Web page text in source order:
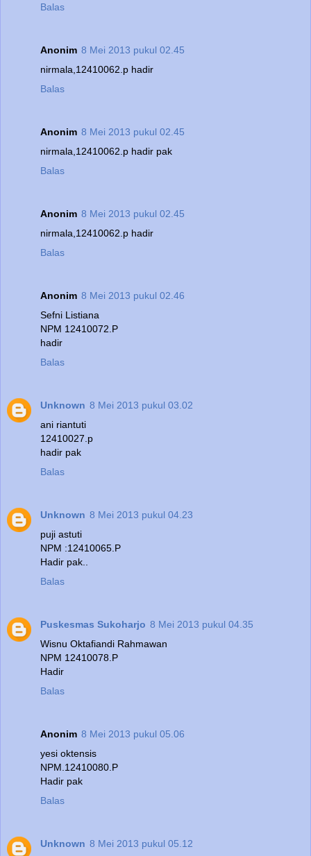
Balas
Anonim 8 Mei 2013 pukul 02.45
nirmala,12410062.p hadir
Balas
Anonim 8 Mei 2013 pukul 02.45
nirmala,12410062.p hadir pak
Balas
Anonim 8 Mei 2013 pukul 02.45
nirmala,12410062.p hadir
Balas
Anonim 8 Mei 2013 pukul 02.46
Sefni Listiana
NPM 12410072.P
hadir
Balas
Unknown 8 Mei 2013 pukul 03.02
ani riantuti
12410027.p
hadir pak
Balas
Unknown 8 Mei 2013 pukul 04.23
puji astuti
NPM :12410065.P
Hadir pak..
Balas
Puskesmas Sukoharjo 8 Mei 2013 pukul 04.35
Wisnu Oktafiandi Rahmawan
NPM 12410078.P
Hadir
Balas
Anonim 8 Mei 2013 pukul 05.06
yesi oktensis
NPM.12410080.P
Hadir pak
Balas
Unknown 8 Mei 2013 pukul 05.12